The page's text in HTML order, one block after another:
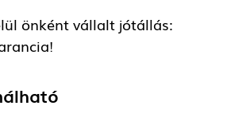
önként vállalt jótállás: